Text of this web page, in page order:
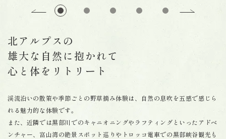
北アルプスの
雄大な自然に抱かれて
心と体をリトリート
渓流沿いの散策や季節ごとの野草摘み体験は、自然の息吹を五感で感じら
れる魅力的な体験です。
また、近隣では黒部川でのキャニオニングやラフティングといったアドベ
ンチャー、富山湾の絶景スポット巡りやトロッコ電車での黒部峡谷観光も